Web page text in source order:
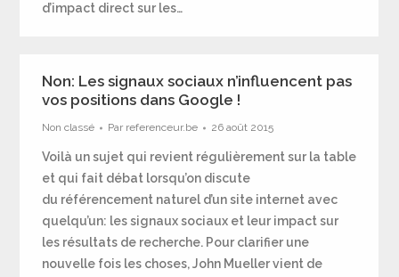
d’impact direct sur les…
Non: Les signaux sociaux n’influencent pas
vos positions dans Google !
Non classé Par referenceur.be 26 août 2015
Voilà un sujet qui revient régulièrement sur la table
et qui fait débat lorsqu’on discute
du référencement naturel d’un site internet avec
quelqu’un: les signaux sociaux et leur impact sur
les résultats de recherche. Pour clarifier une
nouvelle fois les choses, John Mueller vient de